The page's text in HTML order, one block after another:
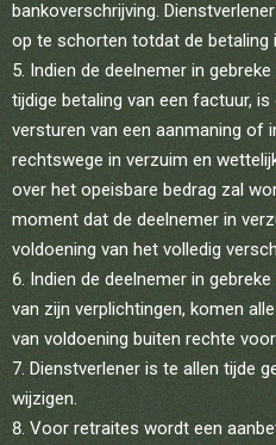
bankoverschrijving.
op te schorten totdat de betaling
Indien de deelnemer in
tijdige betaling van een factuur,
versturen van een aanmaning of
rechtswege in verzuim en
over het opeisbare bedrag zal
moment dat de deelnemer in
voldoening van het volledig
Indien de deelnemer in
van zijn verplichtingen, komen
van voldoening buiten rechte
Dienstverlener is te allen tijde
wijzigen.
Voor retraites wordt een